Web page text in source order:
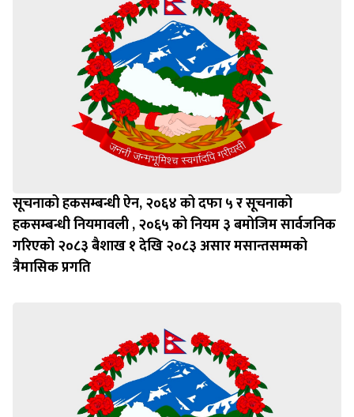
सूचनाको हकसम्बन्धी ऐन, २०६४ को दफा ५ र सूचनाको
हकसम्बन्धी नियमावली , २०६५ को नियम ३ बमोजिम सार्वजनिक
गरिएको २०८३ बैशाख १ देखि २०८३ असार मसान्तसम्मको
त्रैमासिक प्रगति